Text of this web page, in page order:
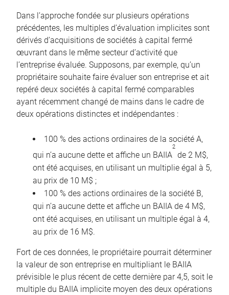
Dans l’approche fondée sur plusieurs opérations
précédentes, les multiples d’évaluation implicites sont
dérivés d’acquisitions de sociétés à capital fermé
œuvrant dans le même secteur d’activité que
l’entreprise évaluée. Supposons, par exemple, qu’un
propriétaire souhaite faire évaluer son entreprise et ait
repéré deux sociétés à capital fermé comparables
ayant récemment changé de mains dans le cadre de
deux opérations distinctes et indépendantes :
100 % des actions ordinaires de la société A,
qui n’a aucune dette et affiche un BAIIA
2
de 2 M$,
ont été acquises, en utilisant un multiplie égal à 5,
au prix de 10 M$ ;
100 % des actions ordinaires de la société B,
qui n’a aucune dette et affiche un BAIIA de 4 M$,
ont été acquises, en utilisant un multiple égal à 4,
au prix de 16 M$.
Fort de ces données, le propriétaire pourrait déterminer
la valeur de son entreprise en multipliant le BAIIA
prévisible le plus récent de cette dernière par 4,5, soit le
multiple du BAIIA implicite moyen des deux opérations